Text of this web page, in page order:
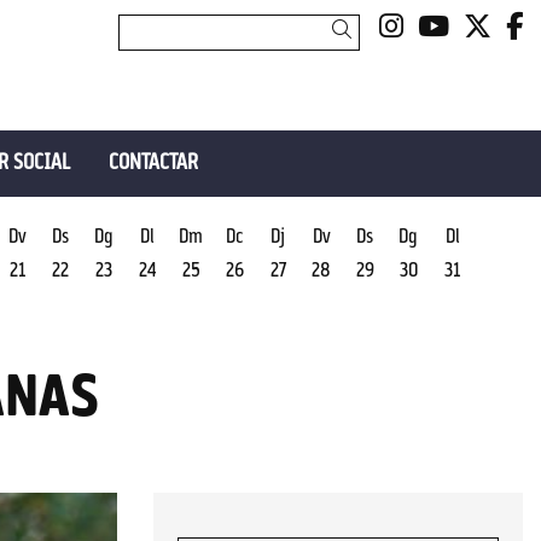
Link aLink a
Cercar
SOCIAL CONTACTAR
Dv
21
Ds
22
Dg
23
Dl
24
Dm
25
Dc
26
Dj
27
Dv
28
Ds
29
Dg
30
Dl
31